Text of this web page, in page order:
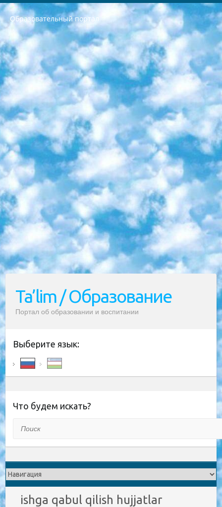
Образовательный портал
РЕСПУБЛИКА УЗБЕКИСТАН МИНИСТРЕРСТВО ДОШКОЛЬНОГО И ШКОЛЬНОГО ОБРАЗОВАНИЯ КОМАНДА в общеобразовательных учреждениях в 2023-2024 учебном году организация и проведение итоговой государственной аттестации обучающихся о Министра дошкольного и школьного образования Республики Узбекистан от 4 марта 2008 года (постановлением Минюста от 20 марта 2008 года № 1778 государственной регистрации) «Итоговое состояние учащихся общего среднего образования на основании положения об утверждении положения об аттестации общего среднего образования выпускной экзамен студентов в образовательных учреждениях в 2023-2024 учебном году В целях организации и прохождения аттестации приказываю: 1. Следующее: перечень предметов, по которым будет проводиться итоговая государственная аттестация и экзамен формы перевода согласно приложению 1; сертификаты международного образца, оценивающие уровень владения иностранными языками перечень согласно приложению 2; 2. Педагогический при специализированных образовательных учреждениях. научно-практический центр квалификации и международной оценки (Д.Давидова) 2024 г. До 25 марта: задания по предметам, по которым будет проводиться итоговая аттестация разработка и утверждение технических условий; итоговая аттестация на основании разработанного предметного задания разработка вопросов по предметам (устно и письменно), экзамен передача; общеобразовательные средние школы и специальные учебные заведения учащиеся выпускных классов школ и интернатов в агентской системе подготовка базы данных экзаменационных материалов и критериев оценки; перевод базы экзаменационных материалов на все языки обучения подать в Республиканский образовательный центр для изготовления; варианты экзаменов на основе разработанных контрольных материалов пусть будут поставлены задачи формирования. 3. Республиканский образовательный центр (Ш.Худайкулов) до 5 апреля 2024 года. до: база данных предоставленных экзаменационных материалов на все языки обучения перевод и экспертиза; для слепых, слабовидящих, глухих, слабослышащих и умственно отсталых детей учащиеся выпускных классов специализированных школ и школ-интернатов база данных экзаменационных материалов на всех преподаваемых языках подготовка критериев оценки; специализированные школы для умственно отсталых детей и технологии для учащихся выпускных классов школ-интернатов разработка соответствующих рекомендаций и критериев проведения ЕГЭ по естествознанию давать задания. 4. Педагогический при специализированных образовательных учреждениях. Научно-практический центр навыков и международной оценки (Д.Давидова), Республика образовательный центр (Худайкулов Ш.) итоговый государственный аттестационный экзамен ориентирован на творческое и логическое мышление при подготовке базы материалов учитывать введение заданий. 5. Следует отметить, что: сертификат государственного образца о знании общеобразовательного предмета и как минимум национальный уровень B1 по предметам на иностранных языках, указанным в Приложении 2. или международно признанный сертификат эквивалентного уровня студенты, изучающие определенный предмет, освобождаются от экзамена; по соответствующим предметам запланирована итоговая государственная аттестация за день до дня, путем жеребьевки Рабочей группой (в письменной форме по предметам, проводимым в форме) из числа сформированных вариантов выбрано 2 варианта; 2 выбранных варианта экзамена анонсированы на официальном сайте министерства и все выпускники по всей стране на основе этих вариантов проводит итоговую государственную аттестацию. 6. Государственное образование учащихся средних общеобразовательных учреждений. знания в соответствии с квалификационными требованиями, которые необходимо приобрести на основании стандартов итоговый (выпускной) контроль для 9 и 11 классов в целях тестирования Экзамены (далее – экзамены) состоят из предметов, перечисленных в приложении 1. будет сделано. 7. Экзамены пройдут с 26 мая по 15 июня 2024 г. (кроме науки физического воспитания). 8. Физическая для учащихся 9 классов общесредних образовательных учреждений. Экзамены по предмету «Образование, квалификация медицина» 1-6 мая 2024 года. сотрудники перевести под присмотр (с отклонениями в физическом или умственном развитии) специализированная школа для детей, школы-интернаты и со сколиозом школы-интернаты санаторного типа для больных детей исключены). 9. Он был слепым, слабовидящим и имел нарушения опорно-двигательного аппарата. экзамены в специализированных школах и интернатах для детей должны проводиться исходя из требований, предъявляемых к общеобразовательным учреждениям (физкультура кроме науки). 10. Специализированная школа для глухих и слабослышащих детей. и экзамены в интернатах и быть реализован в виде письменного теста по математике. 11. Специальность для умственно отсталых детей. Для 9 класса Родной язык и литературное письмо Государственный язык (язык обучения – узбекский). для неклассов) написано Математическое письмо Письменная/устная история Узбекистана Физическое воспитание практично Итоговый контроль Для 11 класса Написание родного языка и литературы (эссе) Математическое письмо Узбекский язык (обучение на узбекском языке) не посещающее общее среднее образование для учреждений)/Образовательное учреждение выбор письменный и устный Иностранный язык письменный/устный Письменная/устная история Узбекистана *По выбору студента:  Химия  Физика  Основы государственного права  География 10 бесплатных образовательных ресурсов - Мы составили подборку онлайн-проектов с интерактивными упражнениями, видеолекциями и статьями. Они помогут вам обрести новые и освежить старые знания бесплатно. 1. «ИНТУИТ» Старейшая образовательная площадка Рунета. Здесь вы найдёте сотни текстовых и видеокурсов на десятки различных тем — от программирования до психологии. Многие курсы подготовлены российскими университетами и крупными международными компаниями вроде Intel и Microsoft. Самостоятельное обучение бесплатное, но желающие могут оплатить услуги персональных наставников. 2. «Смартия» знакомит с актуальными профессиями и подсказывает, как им обучаться. Выбрав заинтересовавшую вас специальность — SMM-специалист, фотограф, веб-дизайнер или другую, — увидите список необходимых для неё умений. Чтобы вы могли освоить их самостоятельно, для каждого умения площадка отображает подборку ссылок на учебные материалы. Хотя «Смартия» ориентируется на русскоязычную аудиторию, часть контента всё же доступна только на английском. 3. «Лекторий Физтеха» Проект Московского физико-технического института (Физтеха). С его помощью вы можете смотреть онлайн серии лекций, записанные на видео в этом вузе. В числе доступных предметов — физика, биология, химия, информационные технологии и другие. К некоторым лекциям администрация ресурса прилагает готовые конспекты, которые можно скачивать в PDF-формате. 4. ITMOcourses Онлайн-площадка Санкт-Петербургского национального исследовательского университета информационных технологий, механики и оптики (ИТМО). Ресурс предоставляет свободный доступ к курсам, разработанным в этом вузе. Каталог материалов разбит на четыре категории: «Оптические системы и технологии», «Приборостроение и робототехника», «Информационные технологии» и «Биотехнологии». Курсы состоят из видеолекций, интерактивных демонстраций и заданий. 5. «КиберЛенинка» Электронная научная библиотека открытого доступа. Каталог площадки регулярно обрастает текстами статей из различных научных изданий. Сгруппированные по журналам и рубрикам публикации можно читать онлайн или скачивать целиком в PDF-формате. Проект нацелен на популяризацию науки за счёт открытого доступа к качественной информации. 6. «ПостНаука» На этом ресурсе публикуют подборки видеолекций, составленные экспертами из разных отраслей и объединённые общими темами. Среди них, к примеру, есть серии «Биоинформатика и геномика», «Культура средневековой Скандинавии» и Cinema Studies о теории кино. Каждая подборка лекций — логически связанная история, рассказанная экспертом от первого лица. Кроме того, на сайте появляются научно-образовательные статьи и тесты на разные темы. 7. «Newочём» Команда проекта «Newочём» отбирает самые интересные тексты из англоязычных СМИ и переводит те из них, за которые голосуют участники сообщества «ВКонтакте». По большей части это научно-популярные статьи. Редакторы придумывают лишь заголовки, в остальном содержание переводов соответствует оригиналам. Полные тексты можно читать прямо в социальной сети. 8. InternetUrok Онлайн-база материалов по основным дисциплинам школьной программы. Информация на сайте структурирована по классам, предметам и темам (урокам). Каждый урок состоит из видеолекций и конспектов. Есть также интерактивные тренажёры и тесты для закрепления пройденного материала. Даже если вы давно окончили школу, возможность повторить программу старших классов всегда может пригодиться. 9. Edutainme Ещё один ресурс об образовании. В отличие от Newtonew, как мне кажется, Edutainme больше ориентируется на представителей индустрии: педагогов, предпринимателей, разработчиков образовательных проектов. Но и любой, кто просто стремится к саморазвитию, найдёт на сайте много полезного и интересного для себя. Например, информацию о новых курсах и образовательных сервисах. 10. Newtonew Онлайн-медиа об образовании и обучении в широком смысле. Авторы Newtonew пишут об инструментах, заведениях, тактиках и стратегиях, которые помогают учить других и получать новые знания самостоятельно. На этой площадке вы найдёте новости, обзоры, аналитические мат
Ta’lim / Образование
Портал об образовании и воспитании
Выберите язык:
Что будем искать?
ishga qabul qilish hujjatlar